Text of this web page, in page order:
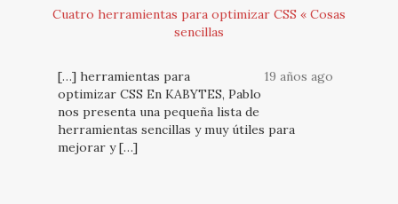
Cuatro herramientas para optimizar CSS « Cosas
sencillas
19 años ago
[…] herramientas para
optimizar CSS En KABYTES, Pablo
nos presenta una pequeña lista de
herramientas sencillas y muy útiles para
mejorar y […]